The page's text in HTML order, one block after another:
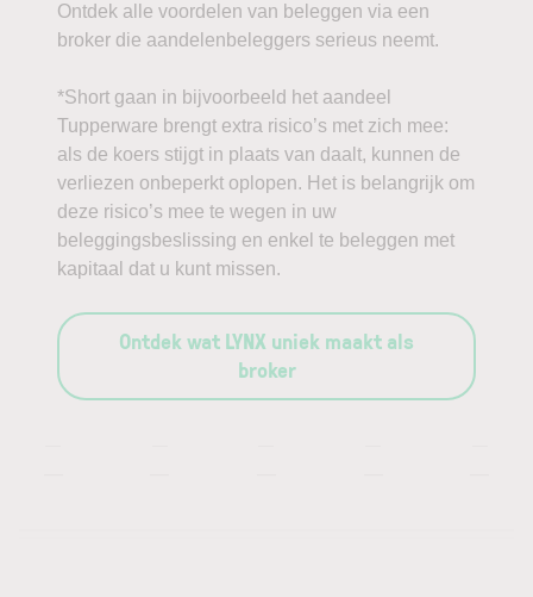
Ontdek alle voordelen van beleggen via een
broker die aandelenbeleggers serieus neemt.
*Short gaan in bijvoorbeeld het aandeel
Tupperware brengt extra risico’s met zich mee:
als de koers stijgt in plaats van daalt, kunnen de
verliezen onbeperkt oplopen. Het is belangrijk om
deze risico’s mee te wegen in uw
beleggingsbeslissing en enkel te beleggen met
kapitaal dat u kunt missen.
Ontdek wat LYNX uniek maakt als
broker